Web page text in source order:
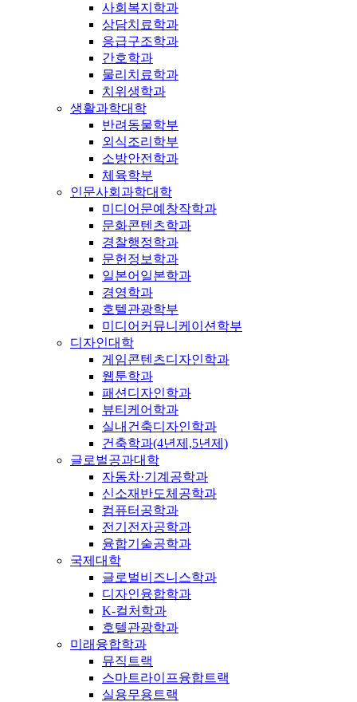
사회복지학과
상담치료학과
응급구조학과
간호학과
물리치료학과
치위생학과
생활과학대학
반려동물학부
외식조리학부
소방안전학과
체육학부
인문사회과학대학
미디어문예창작학과
문화콘텐츠학과
경찰행정학과
문헌정보학과
일본어일본학과
경영학과
호텔관광학부
미디어커뮤니케이션학부
디자인대학
게임콘텐츠디자인학과
웹툰학과
패션디자인학과
뷰티케어학과
실내건축디자인학과
건축학과(4년제,5년제)
글로벌공과대학
자동차·기계공학과
신소재반도체공학과
컴퓨터공학과
전기전자공학과
융합기술공학과
국제대학
글로벌비즈니스학과
디자인융합학과
K-컬처학과
호텔관광학과
미래융합학과
뮤직트랙
스마트라이프융합트랙
실용무용트랙